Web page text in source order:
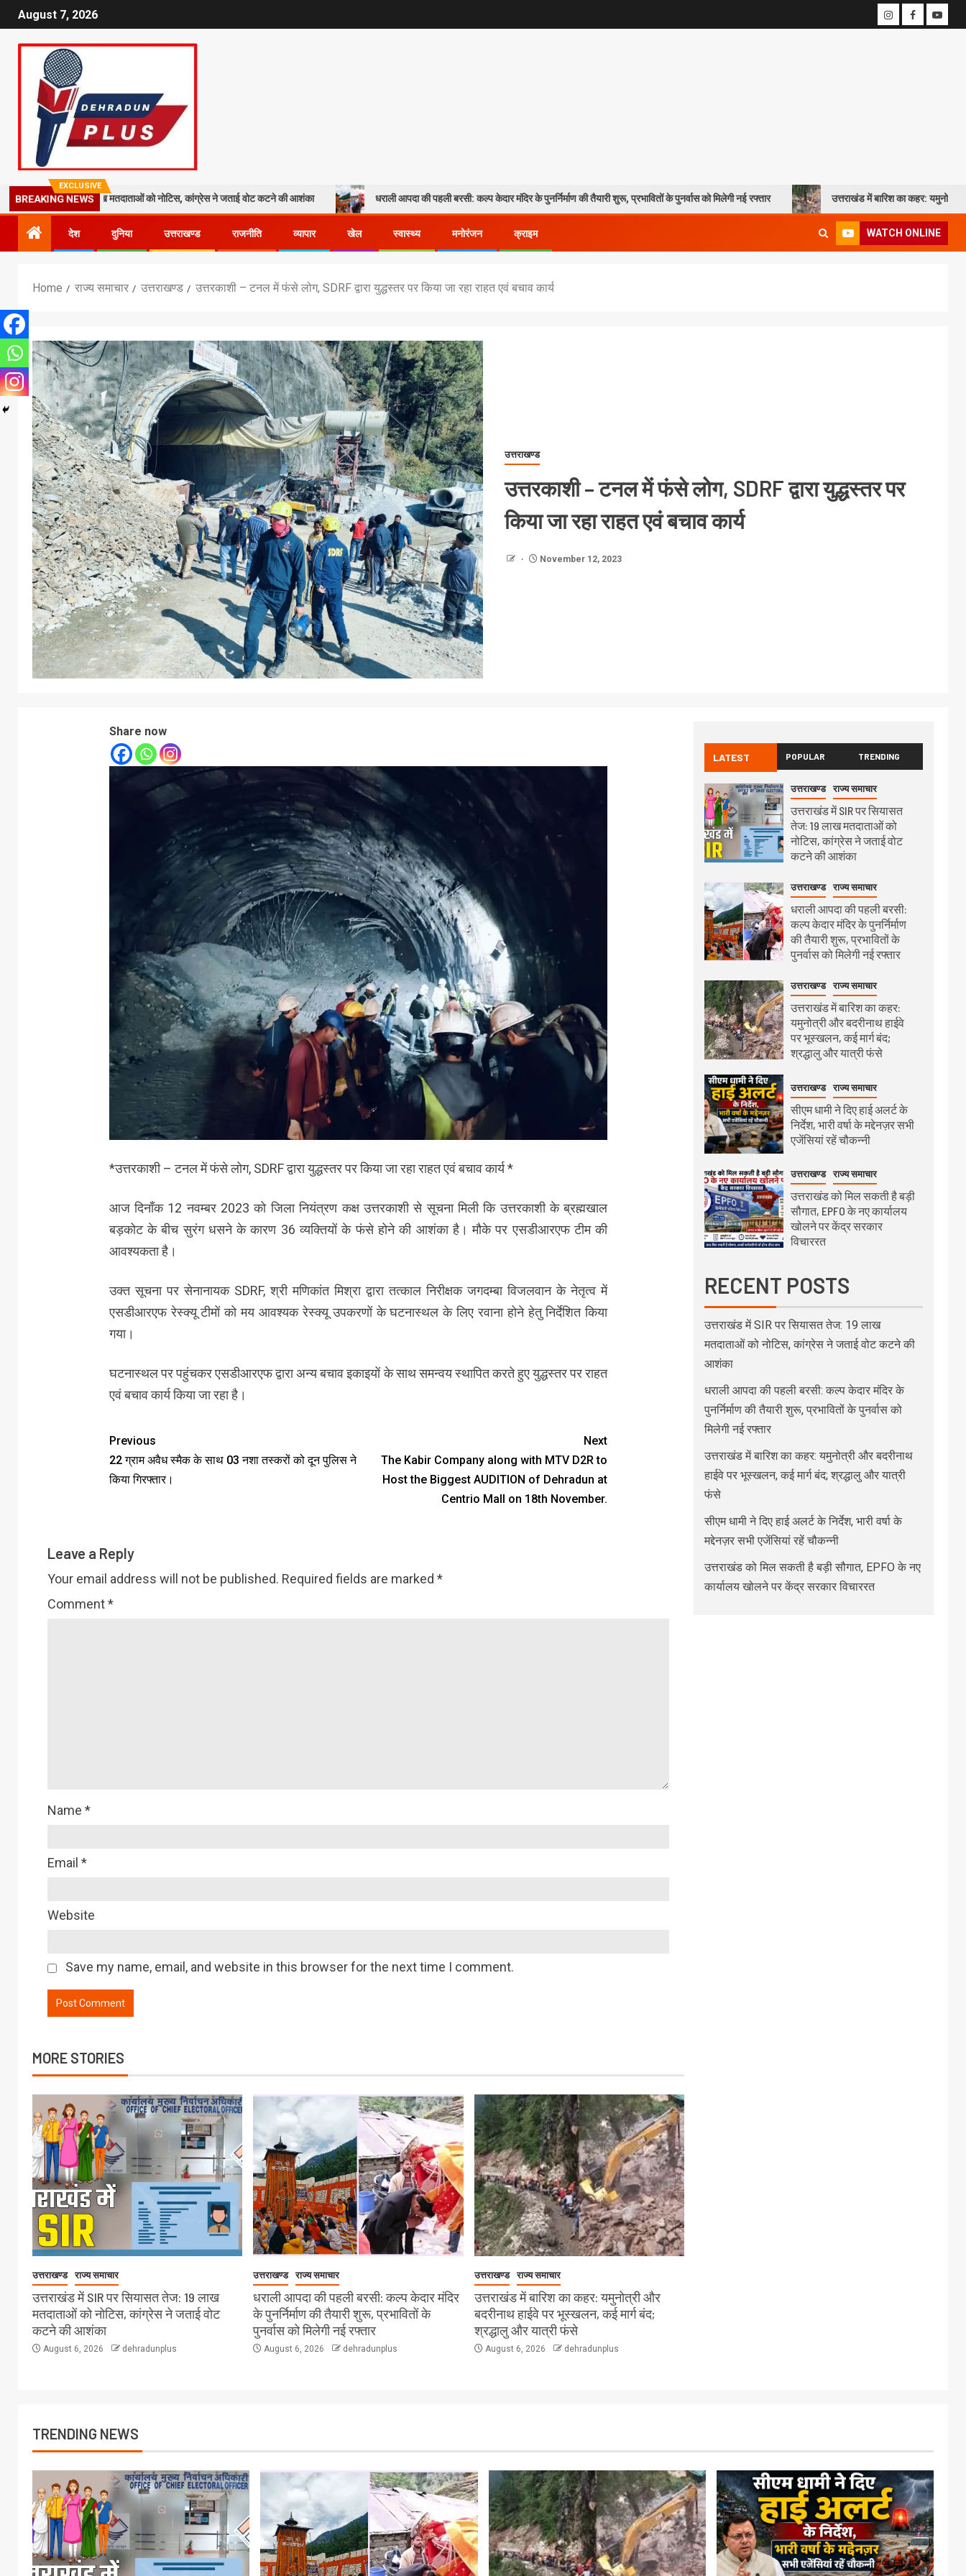
August 7, 2026
EXCLUSIVE
BREAKING NEWS
19 लाख मतदाताओं को नोटिस, कांग्रेस ने जताई वोट कटने की आशंका धराली आपदा की पहली बरसी: कल्प केदार मंदिर के पुनर्निर्माण की तैयारी शुरू, प्रभावितों के पुनर्वास को मिलेगी नई रफ्तार उत्तराखंड में बारिश का कहर: यमुनोत्री और बदरीनाथ
देश दुनिया उत्तराखण्ड राजनीति व्यापार खेल स्वास्थ्य मनोरंजन क्राइम WATCH ONLINE
Home राज्य समाचार उत्तराखण्ड उत्तरकाशी – टनल में फंसे लोग, SDRF द्वारा युद्धस्तर पर किया जा रहा राहत एवं बचाव कार्य
उत्तराखण्ड
उत्तरकाशी – टनल में फंसे लोग, SDRF द्वारा युद्धस्तर पर
किया जा रहा राहत एवं बचाव कार्य
November 12, 2023
Share now
*उत्तरकाशी – टनल में फंसे लोग, SDRF द्वारा युद्धस्तर पर किया जा रहा राहत एवं बचाव कार्य *
आज दिनाँक 12 नवम्बर 2023 को जिला नियंत्रण कक्ष उत्तरकाशी से सूचना मिली कि उत्तरकाशी के ब्रह्मखाल
बड़कोट के बीच सुरंग धसने के कारण 36 व्यक्तियों के फंसे होने की आशंका है। मौके पर एसडीआरएफ टीम की
आवश्यकता है।
उक्त सूचना पर सेनानायक SDRF, श्री मणिकांत मिश्रा द्वारा तत्काल निरीक्षक जगदम्बा विजलवान के नेतृत्व में
एसडीआरएफ रेस्क्यू टीमों को मय आवश्यक रेस्क्यू उपकरणों के घटनास्थल के लिए रवाना होने हेतु निर्देशित किया
गया।
घटनास्थल पर पहुंचकर एसडीआरएफ द्वारा अन्य बचाव इकाइयों के साथ समन्वय स्थापित करते हुए युद्धस्तर पर राहत
एवं बचाव कार्य किया जा रहा है।
Previous
22 ग्राम अवैध स्मैक के साथ 03 नशा तस्करों को दून पुलिस ने
किया गिरफ्तार।
Next
The Kabir Company along with MTV D2R to
Host the Biggest AUDITION of Dehradun at
Centrio Mall on 18th November.
Leave a Reply
Your email address will not be published. Required fields are marked *
Comment*
Name *
Email *
Website
Save my name, email, and website in this browser for the next time I comment.
MORE STORIES
उत्तराखण्ड राज्य समाचार
उत्तराखंड में SIR पर सियासत तेज: 19 लाख
मतदाताओं को नोटिस, कांग्रेस ने जताई वोट
कटने की आशंका
August 6, 2026 dehradunplus
उत्तराखण्ड राज्य समाचार
धराली आपदा की पहली बरसी: कल्प केदार मंदिर
के पुनर्निर्माण की तैयारी शुरू, प्रभावितों के
पुनर्वास को मिलेगी नई रफ्तार
August 6, 2026 dehradunplus
उत्तराखण्ड राज्य समाचार
उत्तराखंड में बारिश का कहर: यमुनोत्री और
बदरीनाथ हाईवे पर भूस्खलन, कई मार्ग बंद;
श्रद्धालु और यात्री फंसे
August 6, 2026 dehradunplus
LATEST POPULAR TRENDING
उत्तराखण्ड राज्य समाचार
उत्तराखंड में SIR पर सियासत
तेज: 19 लाख मतदाताओं को
नोटिस, कांग्रेस ने जताई वोट
कटने की आशंका
उत्तराखण्ड राज्य समाचार
धराली आपदा की पहली बरसी:
कल्प केदार मंदिर के पुनर्निर्माण
की तैयारी शुरू, प्रभावितों के
पुनर्वास को मिलेगी नई रफ्तार
उत्तराखण्ड राज्य समाचार
उत्तराखंड में बारिश का कहर:
यमुनोत्री और बदरीनाथ हाईवे
पर भूस्खलन, कई मार्ग बंद;
श्रद्धालु और यात्री फंसे
उत्तराखण्ड राज्य समाचार
सीएम धामी ने दिए हाई अलर्ट के
निर्देश, भारी वर्षा के मद्देनज़र सभी
एजेंसियां रहें चौकन्नी
उत्तराखण्ड राज्य समाचार
उत्तराखंड को मिल सकती है बड़ी
सौगात, EPFO के नए कार्यालय
खोलने पर केंद्र सरकार
विचाररत
RECENT POSTS
उत्तराखंड में SIR पर सियासत तेज: 19 लाख
मतदाताओं को नोटिस, कांग्रेस ने जताई वोट कटने की
आशंका
धराली आपदा की पहली बरसी: कल्प केदार मंदिर के
पुनर्निर्माण की तैयारी शुरू, प्रभावितों के पुनर्वास को
मिलेगी नई रफ्तार
उत्तराखंड में बारिश का कहर: यमुनोत्री और बदरीनाथ
हाईवे पर भूस्खलन, कई मार्ग बंद; श्रद्धालु और यात्री
फंसे
सीएम धामी ने दिए हाई अलर्ट के निर्देश, भारी वर्षा के
मद्देनज़र सभी एजेंसियां रहें चौकन्नी
उत्तराखंड को मिल सकती है बड़ी सौगात, EPFO के नए
कार्यालय खोलने पर केंद्र सरकार विचाररत
TRENDING NEWS